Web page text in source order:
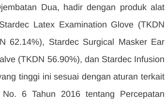
Dua, hadir dengan produk alat
Latex Examination Glove (TKDN
62.14%), Stardec Surgical Masker Ear
(TKDN 56.90%), dan Stardec Infusion
tinggi ini sesuai dengan aturan terkait
6 Tahun 2016 tentang Percepatan